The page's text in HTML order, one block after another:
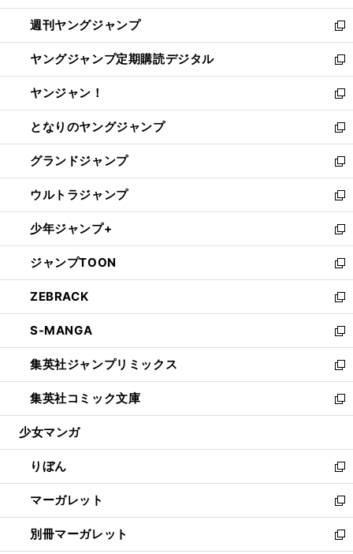
開
く
ウ
で
開
く
ン
ド
ウ
で
開
く
ウ
ィ
ン
ド
ウ
で
開
く
週刊ヤングジャンプ
新
し
い
ウ
ィ
ン
ド
ウ
で
開
く
ヤングジャンプ定期購読デジタル
新
し
い
ウ
ィ
ン
ド
ウ
で
開
く
ヤンジャン！
新
し
い
ウ
ィ
ン
ド
ウ
で
開
く
となりのヤングジャンプ
新
し
い
ウ
ィ
ン
ド
ウ
で
開
く
グランドジャンプ
新
し
い
ウ
ィ
ン
ド
ウ
で
開
く
ウルトラジャンプ
新
し
い
ウ
ィ
ン
ド
ウ
で
開
く
少年ジャンプ+
新
し
い
ウ
ィ
ン
ド
ウ
で
開
く
ジャンプTOON
新
し
い
ウ
ィ
ン
ド
ウ
で
開
ZEBRACK
新
し
い
ウ
ィ
ン
ド
ウ
開
く
S-MANGA
新
し
い
ウ
ィ
ン
ウ
で
開
く
集英社ジャンプリミックス
新
し
い
ウ
ン
ド
ウ
で
開
く
集英社コミック文庫
新
し
ウ
ィ
ン
ド
ウ
で
開
少女マンガ
りぼん
新
し
い
ウ
ィ
マーガレット
新
し
い
別冊マーガレット
新